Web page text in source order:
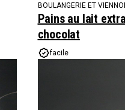
BOULANGERIE ET
Pains au lait
chocolat
facile